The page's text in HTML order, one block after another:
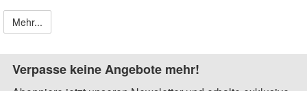
Mehr...
Verpasse keine Angebote mehr!